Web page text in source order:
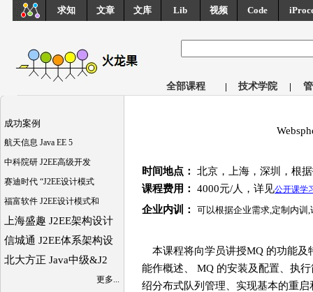
求知 文章 文库 Lib 视频 Code
全部课程 | 技术学院 |
成功案例
航天信息 Java EE 5
中科院研 J2EE高级开发
赛迪时代 “J2EE设计模式
福富软件 J2EE设计模式和
上海盛趣 J2EE架构设计
信城通 J2EE体系架构设
北大方正 Java中级&J2
更多...
时间地点：
北京，上海，深圳，根
课程费用：
4000元/人，详见公开课学
企业内训： 可以根据企业需求,定制内训
本课程将向学员讲授MQ 的功能及
能作概述、 MQ 的安装及配置、执
绍分布式队列管理、实现基本的重